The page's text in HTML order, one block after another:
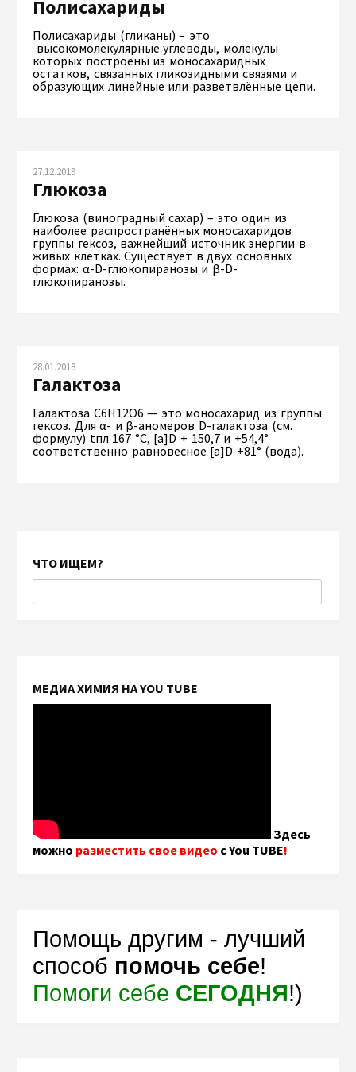
Полисахариды
Полисахариды (гликаны) – это
высокомолекулярные углеводы, молекулы
которых построены из моносахаридных
остатков, связанных гликозидными связями и
образующих линейные или разветвлённые цепи.
27.12.2019
Глюкоза
Глюкоза (виноградный сахар) – это один из
наиболее распространённых моносахаридов
группы гексоз, важнейший источник энергии в
живых клетках. Существует в двух основных
формах: α-D-глюкопиранозы и β-D-
глюкопиранозы.
28.01.2018
Галактоза
Галактоза C6H12O6 — это моносахарид из группы
гексоз. Для α- и β-аномеров D-галактоза (см.
формулу) tпл 167 °С, [а]D + 150,7 и +54,4°
соответственно равновесное [а]D +81° (вода).
ЧТО ИЩЕМ?
МЕДИА ХИМИЯ НА YOU TUBE
Здесь
можно разместить свое видео с You TUBE!
Помощь другим - лучший
способ помочь себе!
Помоги себе СЕГОДНЯ!)